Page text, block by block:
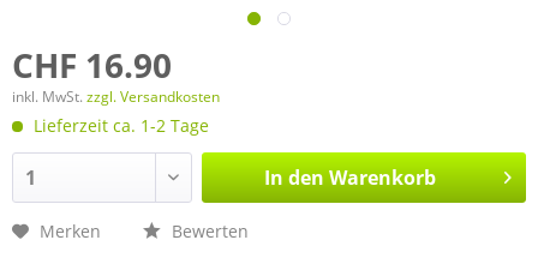
CHF 16.90
inkl. MwSt. zzgl. Versandkosten
Lieferzeit ca. 1-2 Tage
In den Warenkorb
Merken Bewerten